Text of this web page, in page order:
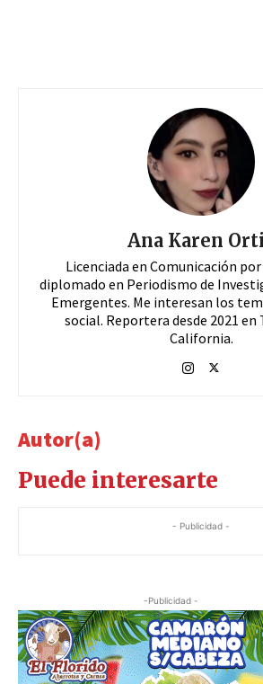
Ana Karen
Licenciada en Comunicación por
diplomado en Periodismo de
Emergentes. Me interesan los
social. Reportera desde 2021 en
California.
Autor(a)
Puede interesarte
- Publicidad -
-Publicidad -